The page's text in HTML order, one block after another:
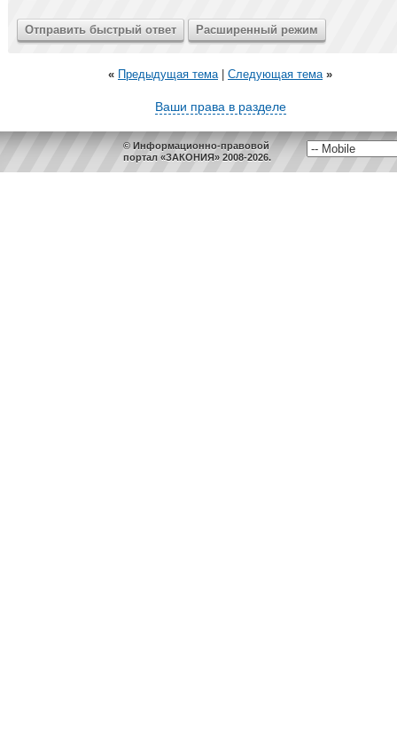
« Предыдущая тема| Следующая тема »
Ваши права в разделе
© Информационно-правовой
портал «ЗАКОНИЯ» 2008-2026.